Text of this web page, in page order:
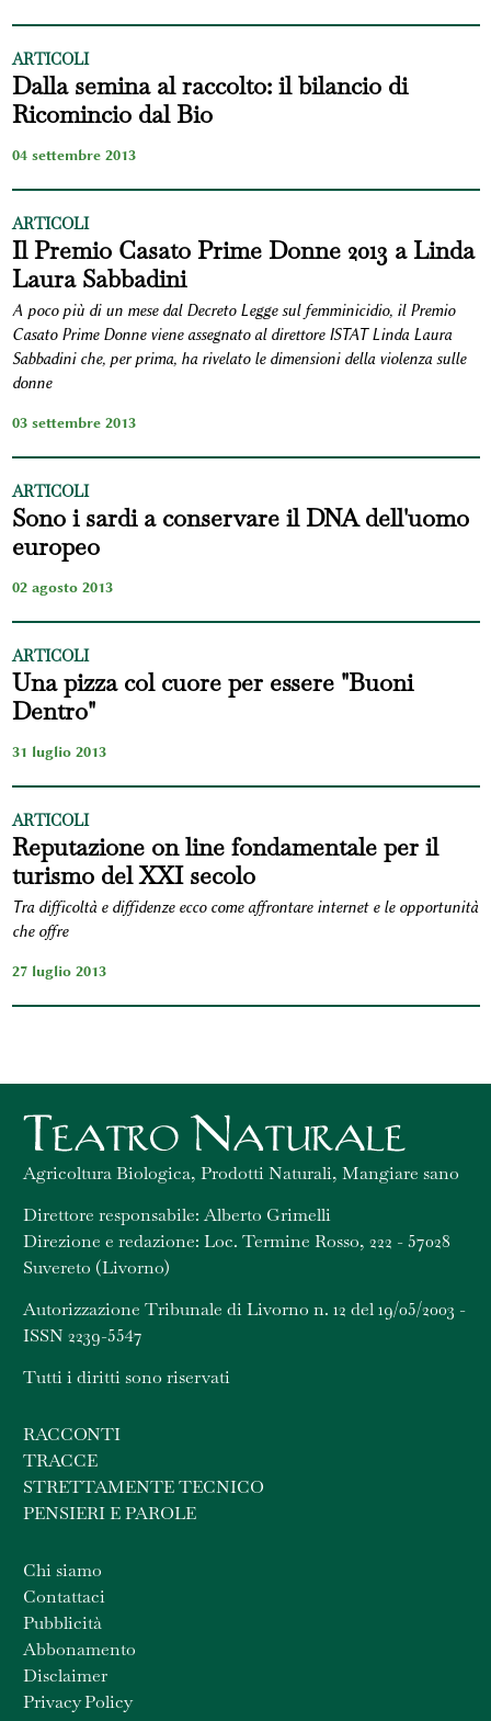
ARTICOLI
Dalla semina al raccolto: il bilancio di
Ricomincio dal Bio
04 settembre 2013
ARTICOLI
Il Premio Casato Prime Donne 2013 a Linda
Laura Sabbadini
A poco più di un mese dal Decreto Legge sul femminicidio, il Premio
Casato Prime Donne viene assegnato al direttore ISTAT Linda Laura
Sabbadini che, per prima, ha rivelato le dimensioni della violenza sulle
donne
03 settembre 2013
ARTICOLI
Sono i sardi a conservare il DNA dell'uomo
europeo
02 agosto 2013
ARTICOLI
Una pizza col cuore per essere "Buoni
Dentro"
31 luglio 2013
ARTICOLI
Reputazione on line fondamentale per il
turismo del XXI secolo
Tra difficoltà e diffidenze ecco come affrontare internet e le opportunità
che offre
27 luglio 2013
Agricoltura Biologica, Prodotti Naturali, Mangiare sano
Direttore responsabile: Alberto Grimelli
Direzione e redazione: Loc. Termine Rosso, 222 - 57028
Suvereto (Livorno)
Autorizzazione Tribunale di Livorno n. 12 del 19/05/2003 -
ISSN 2239-5547
Tutti i diritti sono riservati
RACCONTI
TRACCE
STRETTAMENTE TECNICO
PENSIERI E PAROLE
Chi siamo
Contattaci
Pubblicità
Abbonamento
Disclaimer
Privacy Policy